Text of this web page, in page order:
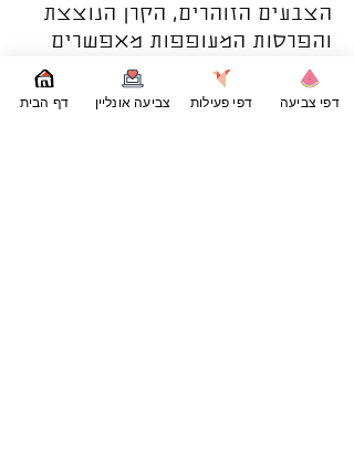
הצבעים הזוהרים, הקרן הנוצצת
והפרסות המעופפות מאפשרים
לכולנו לברוח לרגע למציאות שבה
חלומות מתגשמים.
דף הבית צביעה אונליין דפי פעילות דפי צביעה